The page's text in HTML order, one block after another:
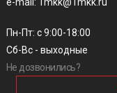
Пн-Пт: с 9:00-18:00
Сб-Вс - выходные
Не дозвонились?